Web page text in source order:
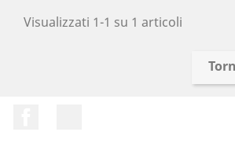
Visualizzati 1-1 su 1 articoli